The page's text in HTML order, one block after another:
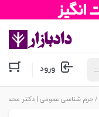
ورود
/ جرم شناسی عمومی | دکتر